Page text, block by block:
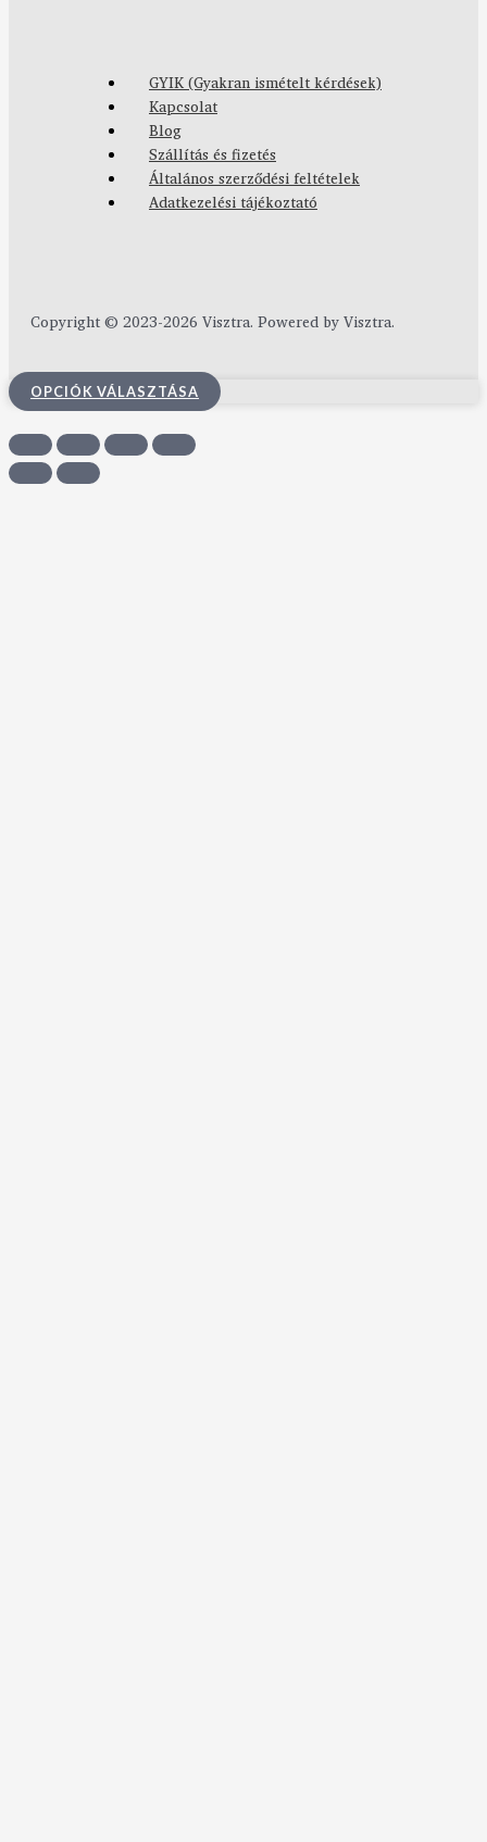
GYIK (Gyakran ismételt kérdések)
Kapcsolat
Blog
Szállítás és fizetés
Általános szerződési feltételek
Adatkezelési tájékoztató
Copyright © 2023-2026 Visztra. Powered by Visztra.
OPCIÓK VÁLASZTÁSA